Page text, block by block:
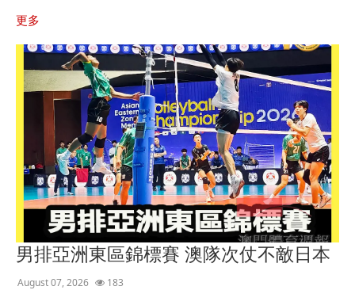
更多
男排亞洲東區錦標賽 澳隊次仗不敵日本
August 07, 2026 183